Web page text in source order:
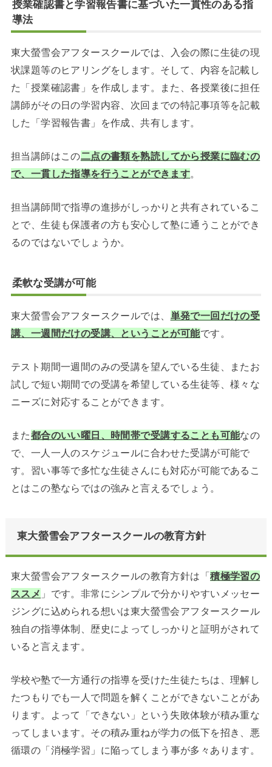
授業確認書と学習報告書に基づいた一貫性のある指
導法
東大螢雪会アフタースクールでは、
入会の際に生徒の現
状課題等のヒアリングをします。そして、内容を記載し
た「授業確認書」 を作成します。また、各授業後に担任
講師がその日の学習内容、次回までの特記事項等を記載
した「学習報告書」を作成、共有します。
担当講師はこの二点の書類を熟読してから授業に臨むの
で、一貫した指導を行うことができます。
担当講師間で指導の進捗がしっかりと共有されているこ
とで、生徒も保護者の方も安心して塾に通うことができ
るのではないでしょうか。
柔軟な受講が可能
東大螢雪会アフタースクールでは、 単発で一回だけの受
講、一週間だけの受講、ということが可能です。
テスト期間一週間のみの受講を望んでいる生徒、またお
試しで短い期間での受講を希望している生徒等、様々な
ニーズに対応することができます。
また都合のいい曜日、時間帯で受講することも可能なの
で、一人一人のスケジュールに合わせた受講が可能で
す。習い事等で多忙な生徒さんにも対応が可能であるこ
とはこの塾ならではの強みと言えるでしょう。
東大螢雪会アフタースクールの教育方針
東大螢雪会アフタースクールの教育方針は「積極学習の
ススメ 」です。非常にシンプルで分かりやすいメッセー
ジングに込められる想いは東大螢雪会アフタースクール
独自の指導体制、歴史によってしっかりと証明がされて
いると言えます。
学校や塾で一方通行の指導を受けた生徒たちは、理解し
たつもりでも一人で問題を解くことができないことがあ
ります。よって「できない」という失敗体験が積み重な
ってしまいます。その積み重ねが学力の低下を招き、 悪
循環の「消極学習」 に陥ってしまう事が多々あります。